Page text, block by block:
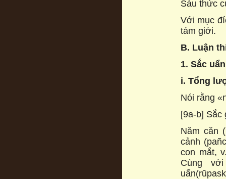
Sáu thức
Với mục
tám giới.
B. Luận
1. Sắc
i. Tổng
Nói rằng
[9a-b] Sắc
Năm căn
cảnh
con mắt,
Cùng